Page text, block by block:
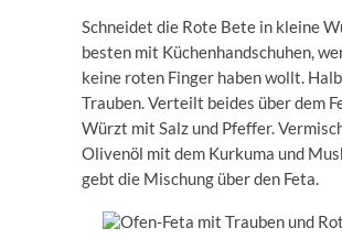
Schneidet die Rote Bete in kleine
besten mit Küchenhandschuhen,
keine roten Finger haben wollt.
Trauben. Verteilt beides über dem
Würzt mit Salz und Pfeffer.
Olivenöl mit dem Kurkuma und
gebt die Mischung über den Feta.